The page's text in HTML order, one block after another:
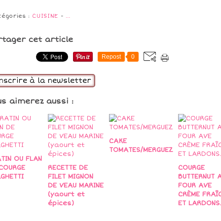
: CUISINE - …
cet article
Repost 0
à la newsletter
aimerez aussi :
OU FLAN
RECETTE DE
FILET MIGNON
DE VEAU MARINE
(yaourt et
épices)
CAKE
TOMATES/MERGUEZ
COURGE
BUTTERNUT
FOUR AVE
CRÈME
ET